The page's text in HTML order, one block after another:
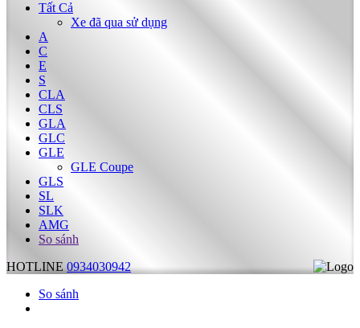
Tất Cả
Xe đã qua sử dụng
A
C
E
S
CLA
CLS
GLA
GLC
GLE
GLE Coupe
GLS
SL
SLK
AMG
So sánh
HOTLINE 0934030942
So sánh